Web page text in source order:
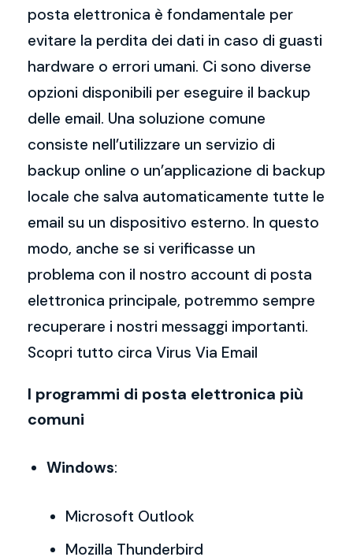
posta elettronica è fondamentale per
evitare la perdita dei dati in caso di guasti
hardware o errori umani. Ci sono diverse
opzioni disponibili per eseguire il backup
delle email. Una soluzione comune
consiste nell’utilizzare un servizio di
backup online o un’applicazione di backup
locale che salva automaticamente tutte le
email su un dispositivo esterno. In questo
modo, anche se si verificasse un
problema con il nostro account di posta
elettronica principale, potremmo sempre
recuperare i nostri messaggi importanti.
Scopri tutto circa Virus Via Email
I programmi di posta elettronica più
comuni
Windows:
Microsoft Outlook
Mozilla Thunderbird